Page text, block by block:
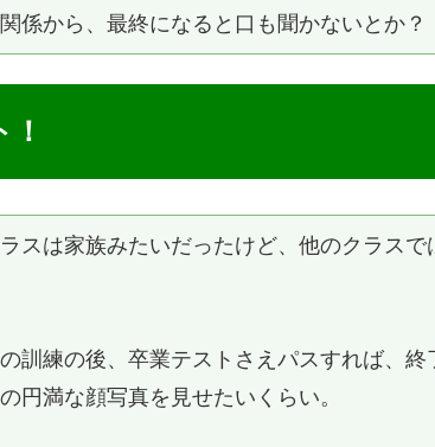
係から、最終になると口も聞かないとか？
スは家族みたいだったけど、他のクラス
訓練の後、卒業テストさえパスすれば、終
円満な顔写真を見せたいくらい。